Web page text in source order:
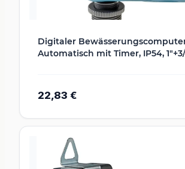
Digitaler
Automatisch mit Timer, IP54,
22,83 €